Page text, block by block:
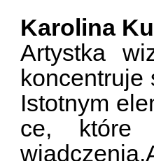
Karolina
Artystka
Istotnym
ce, które